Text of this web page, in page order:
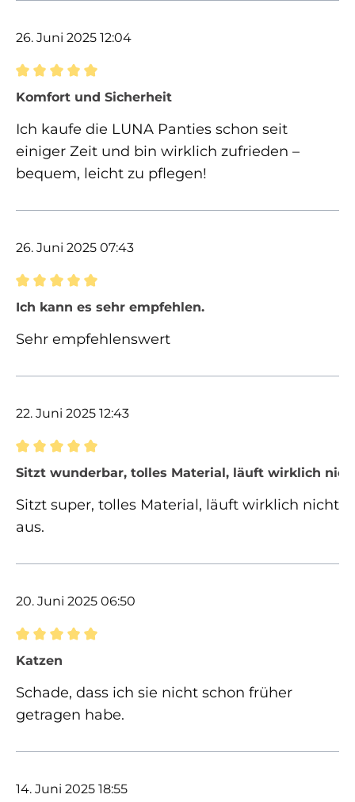
26. Juni 2025 12:04
Bewertung mit 5 von 5 Sternen
Komfort und Sicherheit
Ich kaufe die LUNA Panties schon seit
einiger Zeit und bin wirklich zufrieden –
bequem, leicht zu pflegen!
26. Juni 2025 07:43
Bewertung mit 5 von 5 Sternen
Ich kann es sehr empfehlen.
Sehr empfehlenswert
22. Juni 2025 12:43
Bewertung mit 5 von 5 Sternen
Sitzt wunderbar, tolles Material, läuft wirklich
Sitzt super, tolles Material, läuft wirklich nicht
aus.
20. Juni 2025 06:50
Bewertung mit 5 von 5 Sternen
Katzen
Schade, dass ich sie nicht schon früher
getragen habe.
14. Juni 2025 18:55